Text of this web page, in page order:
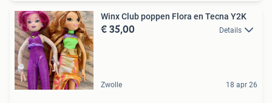
Winx Club poppen Flora en Tecna Y2K
€ 35,00 Details
Zwolle 18 apr 26